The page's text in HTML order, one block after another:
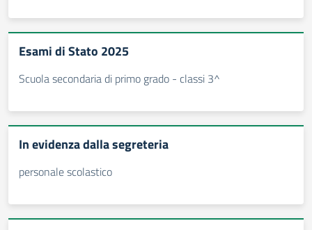
Esami di Stato 2025
Scuola secondaria di primo grado - classi 3^
In evidenza dalla segreteria
personale scolastico